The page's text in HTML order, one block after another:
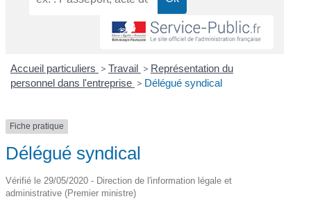
Accueil particuliers > Travail > Représentation du
personnel dans l'entreprise > Délégué syndical
Fiche pratique
Délégué syndical
Vérifié le 29/05/2020 - Direction de l'information légale et
administrative (Premier ministre)